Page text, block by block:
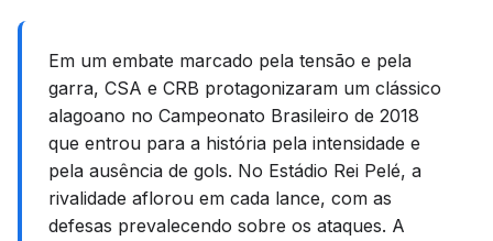
Em um embate marcado pela tensão e pela
garra, CSA e CRB protagonizaram um clássico
alagoano no Campeonato Brasileiro de 2018
que entrou para a história pela intensidade e
pela ausência de gols. No Estádio Rei Pelé, a
rivalidade aflorou em cada lance, com as
defesas prevalecendo sobre os ataques. A